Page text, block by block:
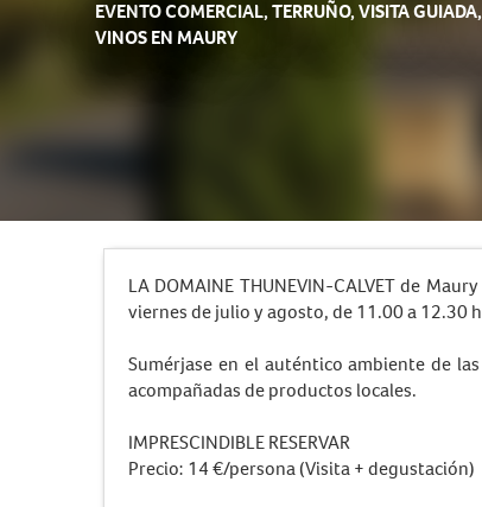
EVENTO COMERCIAL,TERRUÑO,VISITA GUIADA,
VINOSEN MAURY
LA DOMAINE THUNEVIN-CALVET de
viernes de julio y agosto, de 11.00 a 12.30
Sumérjase en el auténtico ambiente de
acompañadas de productos locales.
IMPRESCINDIBLE RESERVAR
Precio: 14 €/persona (Visita + degustación)